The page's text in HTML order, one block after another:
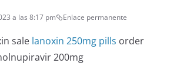
a las 8:17 pm Enlace permanente
sale lanoxin 250mg pills order
200mg